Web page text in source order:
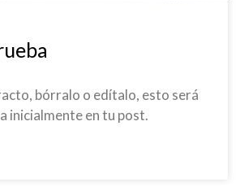
bórralo o edítalo, esto será
inicialmente en tu post.